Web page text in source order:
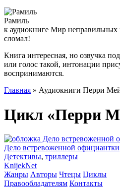
Рамиль
к аудиокниге Мир
сломал!
Книга интересная, но озвучка
или голос такой, интонации
воспринимаются.
Главная » Аудиокниги Перри
Цикл «Перри
Дело встревоженной официантки
Детективы, триллеры
KnijekNet
Жанры Авторы Чтецы Циклы
Правообладателям Контакты